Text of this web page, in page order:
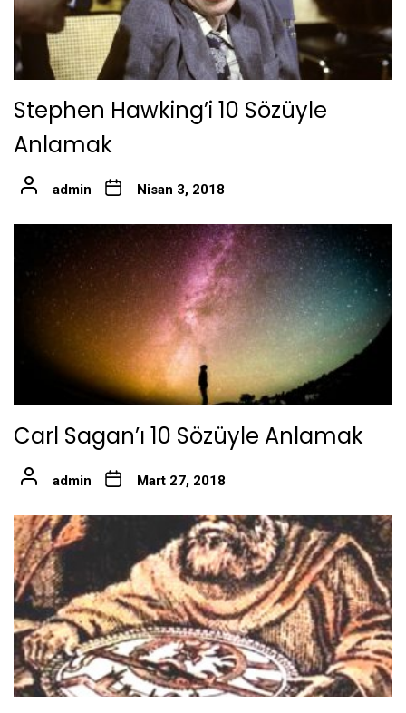
Stephen Hawking’i 10 Sözüyle
Anlamak
admin Nisan 3, 2018
Carl Sagan’ı 10 Sözüyle Anlamak
admin Mart 27, 2018